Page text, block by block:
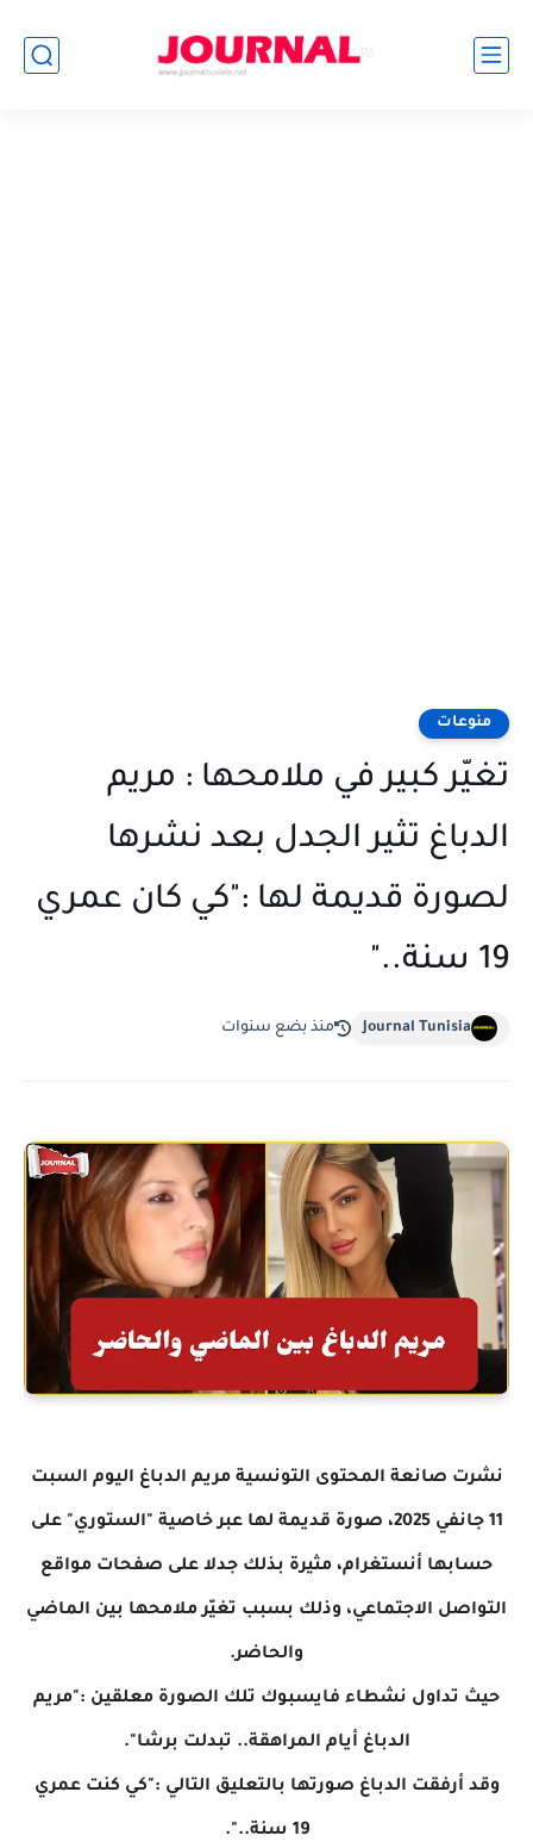
منوعات
تغيّر كبير في ملامحها : مريم
الدباغ تثير الجدل بعد نشرها
لصورة قديمة لها :"كي كان عمري
19 سنة.."
Journal Tunisia منذ بضع سنوات
نشرت صانعة المحتوى التونسية مريم الدباغ اليوم السبت
11 جانفي 2025، صورة قديمة لها عبر خاصية "الستوري" على
حسابها أنستغرام، مثيرة بذلك جدلا على صفحات مواقع
التواصل الاجتماعي، وذلك بسبب تغيّر ملامحها بين الماضي
والحاضر.
حيث تداول نشطاء فايسبوك تلك الصورة معلقين :"مريم
الدباغ أيام المراهقة.. تبدلت برشا".
وقد أرفقت الدباغ صورتها بالتعليق التالي :"كي كنت عمري
19 سنة..".